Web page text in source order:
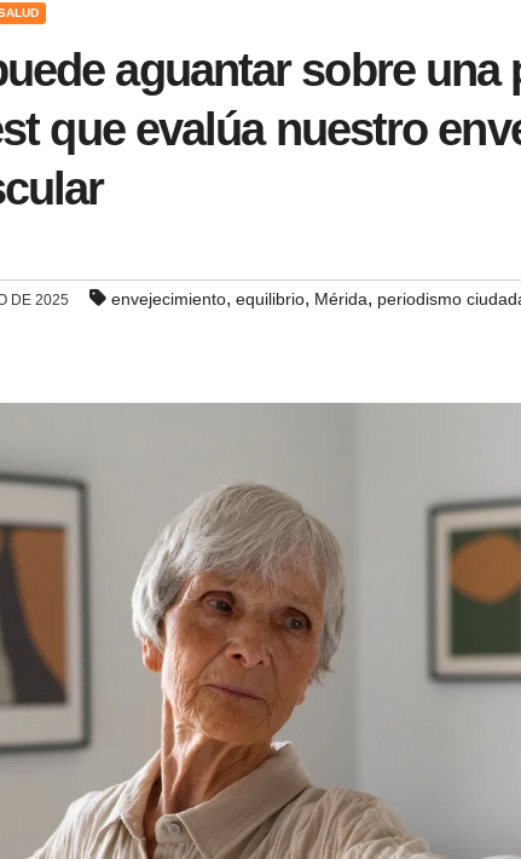
aguantar sobre una
que evalúa nuestro
DE 2025 envejecimiento, equilibrio, Mérida, periodismo